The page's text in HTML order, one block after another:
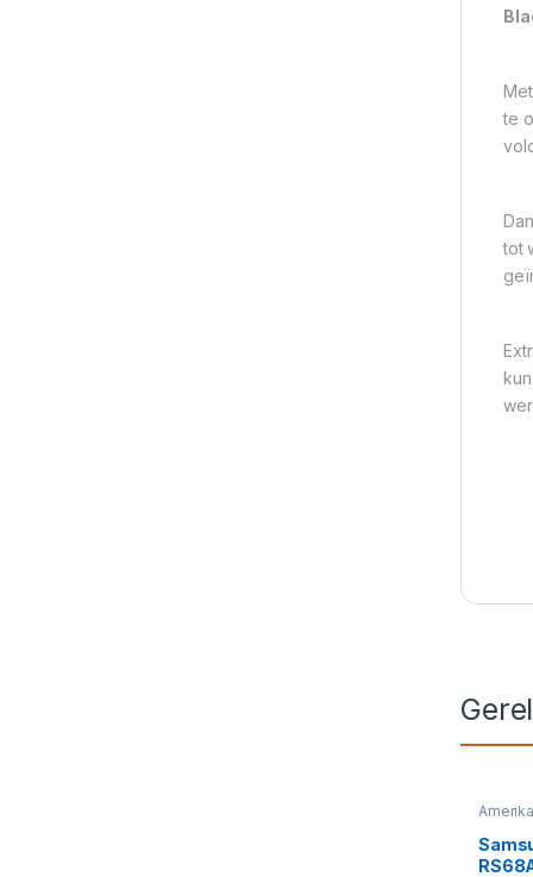
te
tot